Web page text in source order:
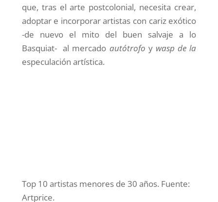
que, tras el arte postcolonial, necesita crear,
adoptar e incorporar artistas con cariz exótico
-de nuevo el mito del buen salvaje a lo
Basquiat- al mercado autótrofo ywasp de la
especulación artística.
Top 10 artistas menores de 30 años. Fuente:
Artprice.